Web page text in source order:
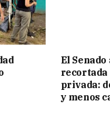
El
recortada
privada:
y menos